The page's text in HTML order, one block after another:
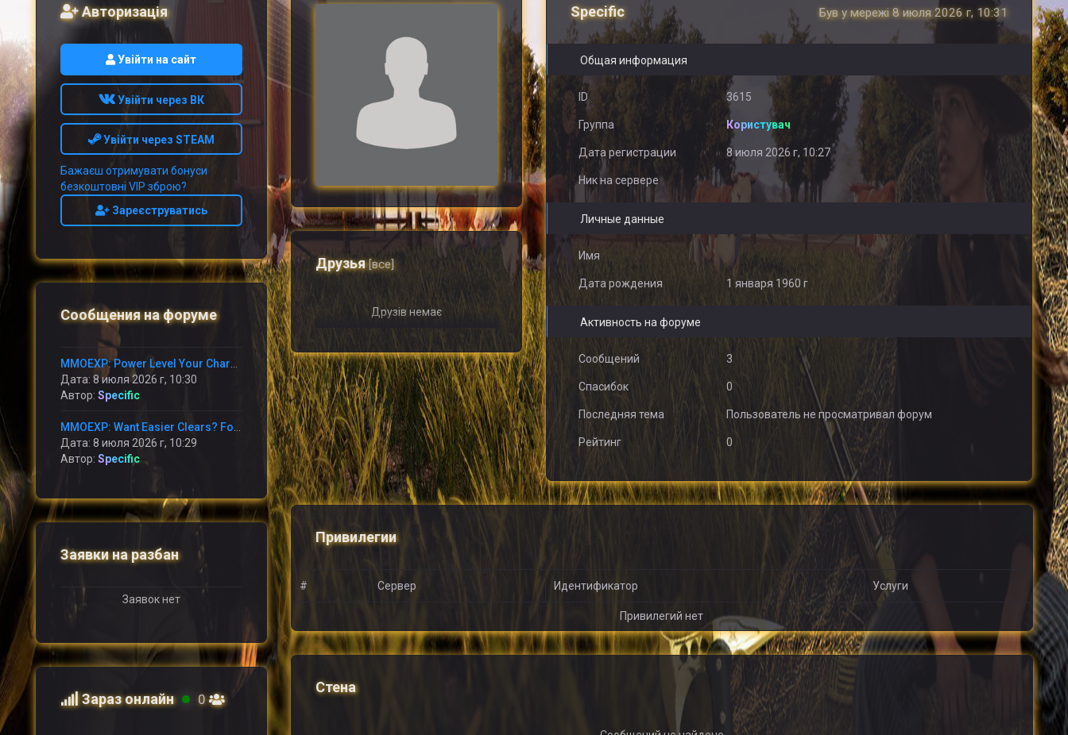
Друзья[все]
Друзів немає
Specific Був у мережі 8 июля 2026 г, 10:31
Общая информация
ID 3615
Группа Користувач
Дата регистрации 8 июля 2026 г, 10:27
Ник на сервере
Личные данные
Имя
Дата рождения 1 января 1960 г
Активность на форуме
Сообщений 3
Спасибок 0
Последняя тема Пользователь не просматривал форум
Рейтинг 0
Привилегии
# Сервер Идентификатор Услуги
Привилегий нет
Стена
Авторизація
Увійти на сайт
Увійти через ВК
Увійти через STEAM
Бажаєш отримувати бонуси
безкоштовні VIP зброю?
Зареєструватись
Сообщения на форуме
Дата: 8 июля 2026 г, 10:30
Автор: Specific
Дата: 8 июля 2026 г, 10:29
Автор: Specific
Заявки на разбан
Заявок нет
Зараз онлайн 0